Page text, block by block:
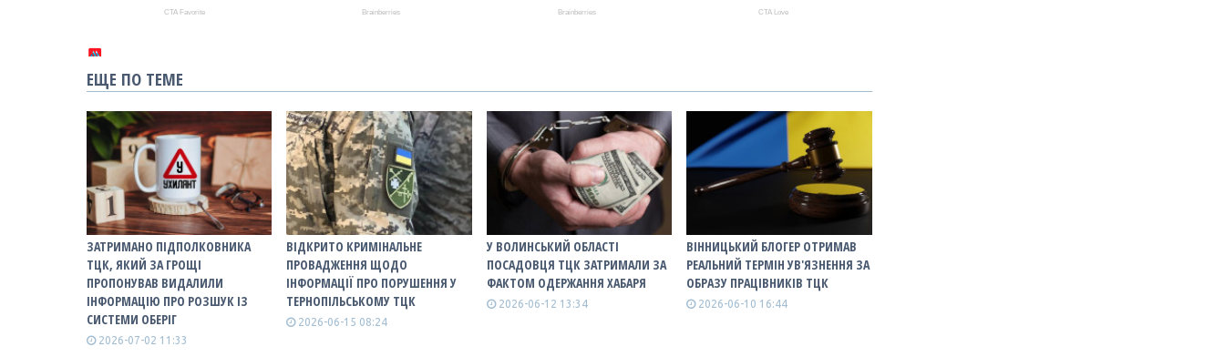
ЕЩЕ ПО ТЕМЕ
ЗАТРИМАНО ПІДПОЛКОВНИКА
ТЦК, ЯКИЙ ЗА ГРОЩІ
ПРОПОНУВАВ ВИДАЛИЛИ
ІНФОРМАЦІЮ ПРО РОЗШУК ІЗ
СИСТЕМИ ОБЕРІГ
2026-07-02 11:33
ВІДКРИТО КРИМІНАЛЬНЕ
ПРОВАДЖЕННЯ ЩОДО
ІНФОРМАЦІЇ ПРО ПОРУШЕННЯ У
ТЕРНОПІЛЬСЬКОМУ ТЦК
2026-06-15 08:24
У ВОЛИНСЬКИЙ ОБЛАСТІ
ПОСАДОВЦЯ ТЦК ЗАТРИМАЛИ ЗА
ФАКТОМ ОДЕРЖАННЯ ХАБАРЯ
2026-06-12 13:34
ВІННИЦЬКИЙ БЛОГЕР ОТРИМАВ
РЕАЛЬНИЙ ТЕРМІН УВ'ЯЗНЕННЯ ЗА
ОБРАЗУ ПРАЦІВНИКІВ ТЦК
2026-06-10 16:44